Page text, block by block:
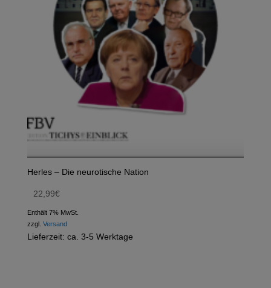
Herles – Die neurotische Nation
22,99€
Enthält 7% MwSt.
zzgl. Versand
Lieferzeit: ca. 3-5 Werktage